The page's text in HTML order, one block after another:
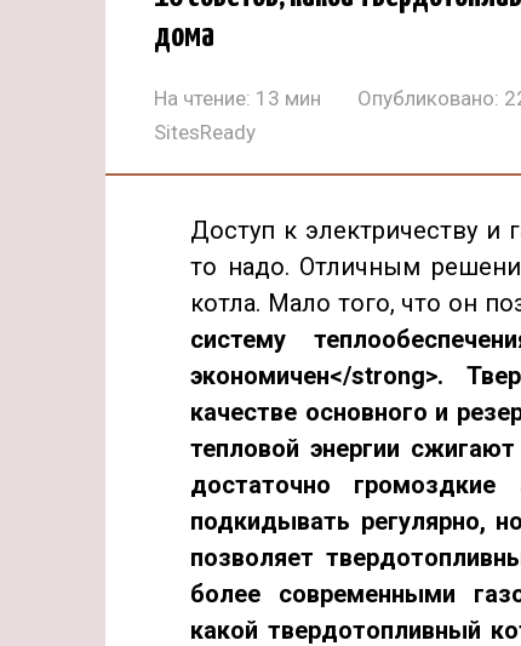
дома
На чтение: 13 мин Опубликовано:
SitesReady
Доступ к электричеству и
то надо. Отличным
котла. Мало того, что он
систему
экономичен</strong>.
качестве основного и
тепловой энергии сжигают
достаточно
подкидывать регулярно,
позволяет
более современными
какой твердотопливный